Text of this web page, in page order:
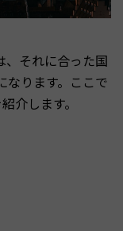
、それに合った国
なります。ここで
介します。